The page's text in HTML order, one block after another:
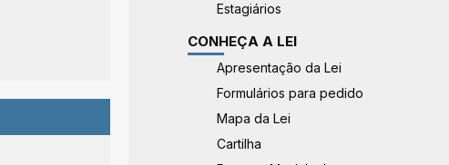
Estagiários
CONHEÇA A LEI
Apresentação da Lei
Formulários para pedido
Mapa da Lei
Cartilha